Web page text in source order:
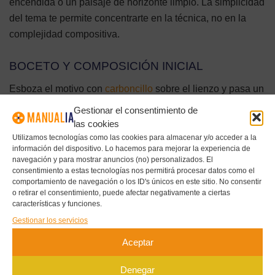
Gestionar el consentimiento de
las cookies
Utilizamos tecnologías como las cookies para almacenar y/o acceder a la
información del dispositivo. Lo hacemos para mejorar la experiencia de
navegación y para mostrar anuncios (no) personalizados. El
consentimiento a estas tecnologías nos permitirá procesar datos como el
comportamiento de navegación o los ID's únicos en este sitio. No consentir
o retirar el consentimiento, puede afectar negativamente a ciertas
características y funciones.
Gestionar los servicios
Aceptar
Denegar
del tema te permite concentrarte en la técnica, no en la
complejidad compositiva.
BOCETO Y COMPOSICIÓN INICIAL
Esboza el motivo con carboncillo sobre el lienzo y pasa un
trapo suave para eliminar el exceso antes de pintar.
También puedes dibujar con pintura muy diluida en siena
tostada, que se integra en las capas posteriores sin
interferir con los colores finales.
PRIMERA FASE: BLOQUEAR GRANDES
ÁREAS DE COLOR
Con pintura muy diluida en aguarrás, cubre las grandes
masas de color sin preocuparte por los detalles. El objetivo
es establecer la relación tonal general de toda la
composición: oscuros, medios y claros. Esta fase debe ser